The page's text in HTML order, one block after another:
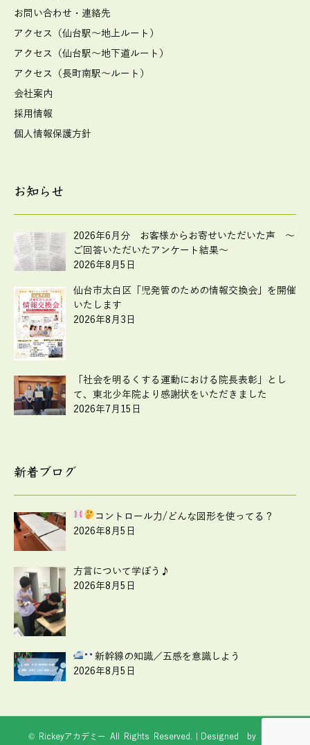
お問い合わせ・連絡先
アクセス（仙台駅～地上ルート）
アクセス（仙台駅～地下道ルート）
アクセス（長町南駅～ルート）
会社案内
採用情報
個人情報保護方針
お知らせ
2026年6月分 お客様からお寄せいただいた声 ～
ご回答いただいたアンケート結果～
2026年8月5日
仙台市太白区「児発管のための情報交換会」を開催
いたします
2026年8月3日
「社会を明るくする運動における院長表彰」とし
て、東北少年院より感謝状をいただきました
2026年7月15日
新着ブログ
コントロール力/どんな図形を使ってる？
2026年8月5日
方言について学ぼう♪
2026年8月5日
新幹線の知識／五感を意識しよう
2026年8月5日
© Rickeyアカデミー All Rights Reserved.｜Designed by